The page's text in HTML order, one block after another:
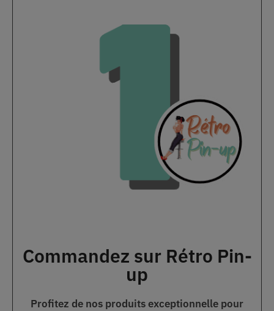
Commandez sur Rétro Pin-
up
Profitez de nos produits exceptionnelle pour